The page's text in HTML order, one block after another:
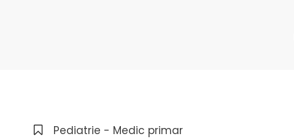
Pediatrie - Medic primar